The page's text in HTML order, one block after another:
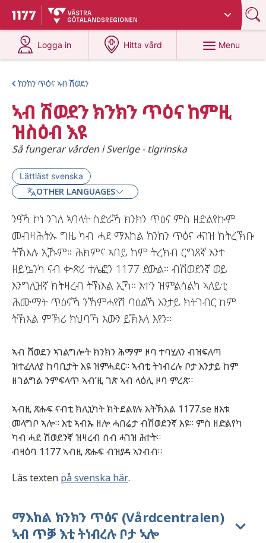
To start page for 1177
Du har valt region
Logga in
at 1177.se
Hitta vård
at 1177.se
Menu
ክንክን ጥዕና ኣብ ሽወደን
ኣብ ሽወደን ክንክን ጥዕና ከምዚ
ዝስዕብ እዩ
Så fungerar vården i Sverige - tigrinska
Lättläst svenska
OTHER LANGUAGES
ንዓኻ ኮነ ንገለ ኣባላት ስድራኻ ክንክን ጥዕና ምስ ዘድልየኩም
መብዛሕትኡ ግዜ ካብ ሓደ ማእከል ክንክን ጥዕና ሓገዝ ክትረኽቡ
ትኽእሉ ኢኹም። ሕክምና ኣበይ ከም ትረክብ ርግጸኛ እንተ
ዘይኴንካ ናብ ቍጽሪ ተሌፎን 1177 ደውል። ብሽወደንኛ ወይ
እንግሊዝኛ ክትዛረብ ትኽእል ኢኻ። እተን ዝምልሳልካ ኣለይቲ
ሕሙማት ጥዕናኻ ንኽምሓየሽ ባዕልኻ እንታይ ክትገብር ከም
ትኽእል ምኽሪ ክህባኻ እውን ይኽእላ እየን።
ኣብ ሸወደን ኣገልግሎት ክንክን ሕማም ዞባ ተባሂለን ብዝፍለጣ
ዝተፈላለያ ከባቢታት እዩ ዝምሓደር። ኣብቲ ትነብረሉ ቦታ እንታይ ከም
ዘገልግል ንምፍላጥ ኣብ’ዚ ገጽ ኣብ ላዕሊ ዞባ ምረጽ።
ኣብዚ ጽሑፍ ናብቲ ክሊኒካት ክትደልየሉ እትኽእል 1177.se ዘእቱ
መላግቦ ኣሎ። እቲ ኣብኡ ዘሎ ሓበሬታ ብሽወደንኛ እዩ። ምስ ዘድልየካ
ካብ ሓደ ሽወደንኛ ዝዛረብ ሰብ ሓገዝ ሕተት።
ብዛዕባ 1177 ኣብዚ ጽሑፍ ብዝያዳ ኣንብብ።
Läs texten på svenska här.
ማእከል ክንክን ጥዕና (Vårdcentralen)
ኣብ ጥቓ እቲ ትነብረሉ ቦታ ኣሎ